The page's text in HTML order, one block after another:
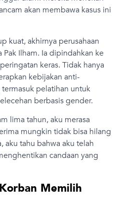
akan membawa kasus ini
kuat, akhirnya perusahaan
Ilham. Ia dipindahkan ke
keras. Tidak hanya
kebijakan anti-
pelatihan untuk
berbasis gender.
lima tahun, aku merasa
mungkin tidak bisa hilang
aku tahu bahwa aku telah
candaan yang
Memilih